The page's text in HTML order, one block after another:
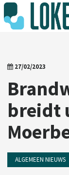
27/02/2023
breidt
ALGEMEEN NIEUWS